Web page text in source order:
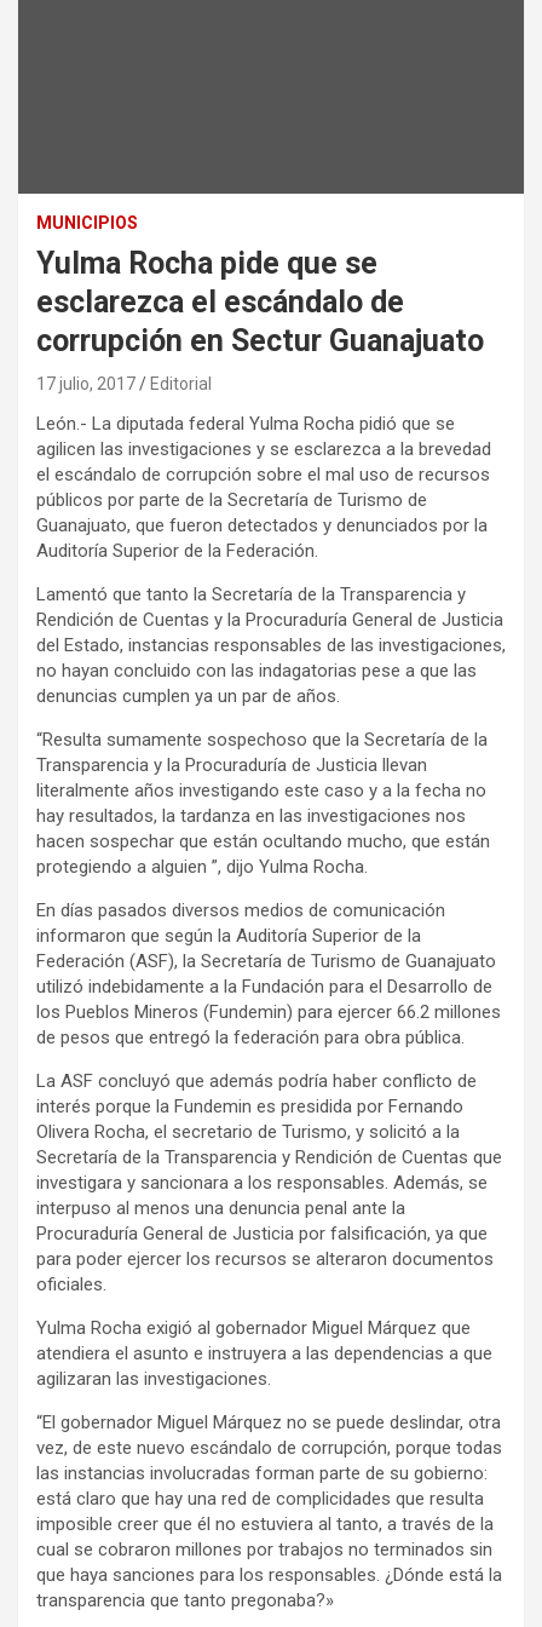
MUNICIPIOS
Yulma Rocha pide que se
esclarezca el escándalo de
corrupción en Sectur Guanajuato
17 julio, 2017 Editorial
León.- La diputada federal Yulma Rocha pidió que se
agilicen las investigaciones y se esclarezca a la brevedad
el escándalo de corrupción sobre el mal uso de recursos
públicos por parte de la Secretaría de Turismo de
Guanajuato, que fueron detectados y denunciados por la
Auditoría Superior de la Federación.
Lamentó que tanto la Secretaría de la Transparencia y
Rendición de Cuentas y la Procuraduría General de Justicia
del Estado, instancias responsables de las investigaciones,
no hayan concluido con las indagatorias pese a que las
denuncias cumplen ya un par de años.
“Resulta sumamente sospechoso que la Secretaría de la
Transparencia y la Procuraduría de Justicia llevan
literalmente años investigando este caso y a la fecha no
hay resultados, la tardanza en las investigaciones nos
hacen sospechar que están ocultando mucho, que están
protegiendo a alguien ”, dijo Yulma Rocha.
En días pasados diversos medios de comunicación
informaron que según la Auditoría Superior de la
Federación (ASF), la Secretaría de Turismo de Guanajuato
utilizó indebidamente a la Fundación para el Desarrollo de
los Pueblos Mineros (Fundemin) para ejercer 66.2 millones
de pesos que entregó la federación para obra pública.
La ASF concluyó que además podría haber conflicto de
interés porque la Fundemin es presidida por Fernando
Olivera Rocha, el secretario de Turismo, y solicitó a la
Secretaría de la Transparencia y Rendición de Cuentas que
investigara y sancionara a los responsables. Además, se
interpuso al menos una denuncia penal ante la
Procuraduría General de Justicia por falsificación, ya que
para poder ejercer los recursos se alteraron documentos
oficiales.
Yulma Rocha exigió al gobernador Miguel Márquez que
atendiera el asunto e instruyera a las dependencias a que
agilizaran las investigaciones.
“El gobernador Miguel Márquez no se puede deslindar, otra
vez, de este nuevo escándalo de corrupción, porque todas
las instancias involucradas forman parte de su gobierno:
está claro que hay una red de complicidades que resulta
imposible creer que él no estuviera al tanto, a través de la
cual se cobraron millones por trabajos no terminados sin
que haya sanciones para los responsables. ¿Dónde está la
transparencia que tanto pregonaba?»